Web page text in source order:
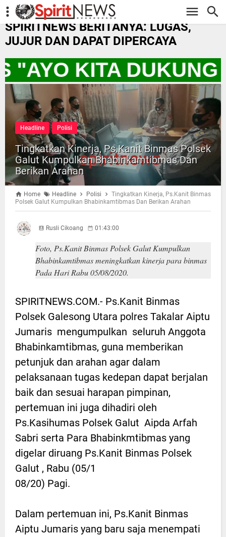
-->
SPIRITNEWS BERITANYA: LUGAS,
JUJUR DAN DAPAT DIPERCAYA
KITA DUKUNG
Headline Polisi
Tingkatkan Kinerja, Ps.Kanit Binmas Polsek
Galut Kumpulkan Bhabinkamtibmas Dan
Berikan Arahan
Home Headline Polisi
Tingkatkan Kinerja, Ps.Kanit Binmas
Polsek Galut Kumpulkan Bhabinkamtibmas Dan Berikan Arahan
Rusli Cikoang 01:43:00
Foto, Ps.Kanit Binmas Polsek Galut Kumpulkan
Bhabinkamtibmas meningkatkan kinerja para binmas
Pada Hari Rabu 05/08/2020.
SPIRITNEWS.COM.- Ps.Kanit Binmas
Polsek Galesong Utara polres Takalar Aiptu
Jumaris mengumpulkan seluruh Anggota
Bhabinkamtibmas, guna memberikan
petunjuk dan arahan agar dalam
pelaksanaan tugas kedepan dapat berjalan
baik dan sesuai harapan pimpinan,
pertemuan ini juga dihadiri oleh
Ps.Kasihumas Polsek Galut Aipda Arfah
Sabri serta Para Bhabinkmtibmas yang
digelar diruang Ps.Kanit Binmas Polsek
Galut , Rabu (05/1
08/20) Pagi.
Dalam pertemuan ini, Ps.Kanit Binmas
Aiptu Jumaris yang baru saja menempati